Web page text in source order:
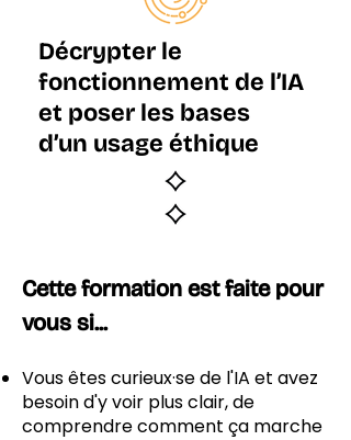
Programme
Dates
Équipe
Tarif & Financement
Décrypter le
fonctionnement de l’IA
et poser les bases
d’un usage éthique
Cette formation est faite pour
vous si...
Vous êtes curieux·se de l'IA et avez
besoin d'y voir plus clair, de
comprendre comment ça marche